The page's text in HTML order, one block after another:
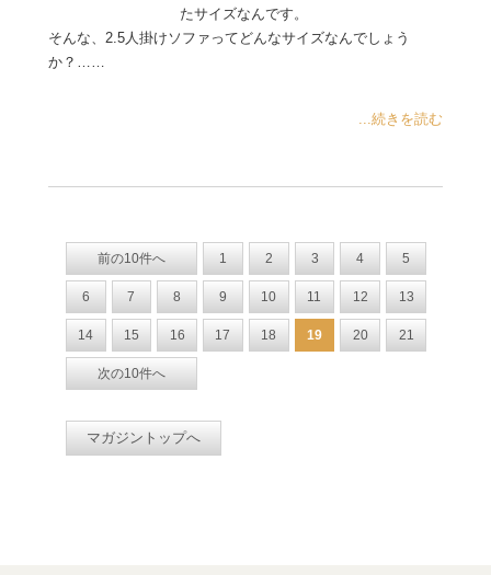
たサイズなんです。
そんな、2.5人掛けソファってどんなサイズなんでしょう
か？……
...続きを読む
前の10件へ 1 2 3 4 5
6 7 8 9 10 11 12 13
14 15 16 17 18 19 20 21
次の10件へ
マガジントップへ